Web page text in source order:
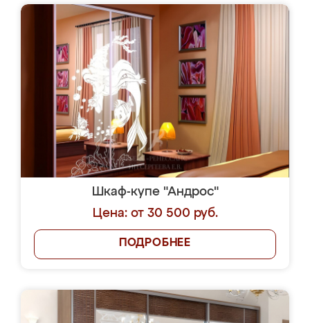
Шкаф-купе "Андрос"
Цена: от 30 500 руб.
ПОДРОБНЕЕ